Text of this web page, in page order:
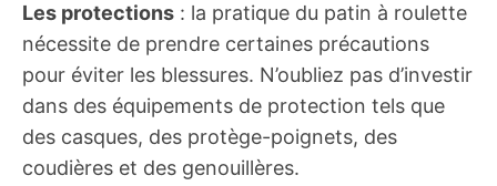
Les protections : la pratique du patin à roulette
nécessite de prendre certaines précautions
pour éviter les blessures. N’oubliez pas d’investir
dans des équipements de protection tels que
des casques, des protège-poignets, des
coudières et des genouillères.